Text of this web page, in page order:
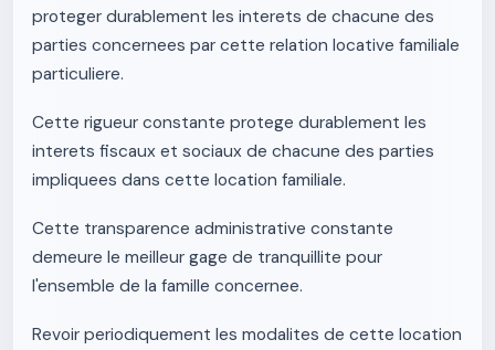
proteger durablement les interets de chacune des
parties concernees par cette relation locative familiale
particuliere.
Cette rigueur constante protege durablement les
interets fiscaux et sociaux de chacune des parties
impliquees dans cette location familiale.
Cette transparence administrative constante
demeure le meilleur gage de tranquillite pour
l'ensemble de la famille concernee.
Revoir periodiquement les modalites de cette location